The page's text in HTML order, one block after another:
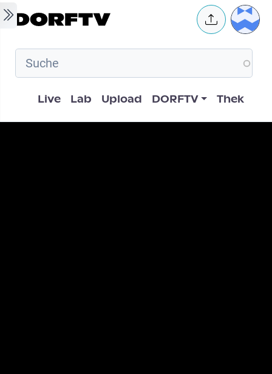
Skip to main content User
Hauptnavigation
Live Lab Upload DORFTV Thek